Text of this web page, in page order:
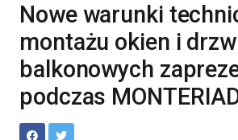
Nowe warunki
montażu okien i
balkonowych
podczas